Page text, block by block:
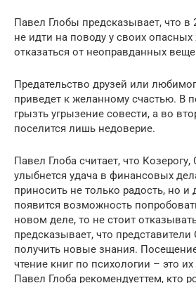
Павел Глобы предсказывает, что в
не идти на поводу у своих
отказаться от неоправданных
Предательство друзей или
приведет к желанному счастью. В
грызть угрызение совести, а во
поселится лишь недоверие.
Павел Глоба считает, что
улыбнется удача в финансовых
приносить не только радость, но и
появится возможность
новом деле, то не стоит
предсказывает, что представители
получить новые знания.
чтение книг по психологии – это
Павел Глоба рекомендуеттем, кто